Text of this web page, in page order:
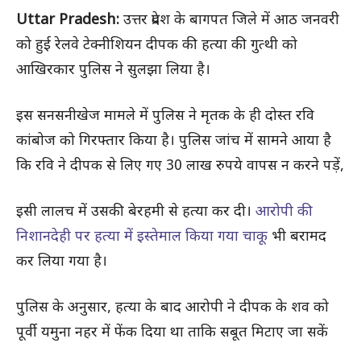
Uttar Pradesh: उत्तर प्रदेश के बागपत जिले में आठ जनवरी
को हुई रेलवे टेक्नीशियन दीपक की हत्या की गुत्थी को
आखिरकार पुलिस ने सुलझा लिया है।
इस सनसनीखेज मामले में पुलिस ने मृतक के ही दोस्त रवि
कांबोज को गिरफ्तार किया है। पुलिस जांच में सामने आया है
कि रवि ने दीपक से लिए गए 30 लाख रुपये वापस न करने पड़ें,
इसी लालच में उसकी बेरहमी से हत्या कर दी। आरोपी की
निशानदेही पर हत्या में इस्तेमाल किया गया चाकू भी बरामद
कर लिया गया है।
पुलिस के अनुसार, हत्या के बाद आरोपी ने दीपक के शव को
पूर्वी यमुना नहर में फेंक दिया था ताकि सबूत मिटाए जा सकें